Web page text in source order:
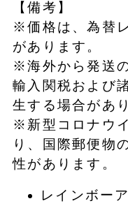
【備考】
※価格は、為替
があります。
※海外から発送
輸入関税および
生する場合があ
※新型コロナウ
り、国際郵便物
性があります。
レインボー